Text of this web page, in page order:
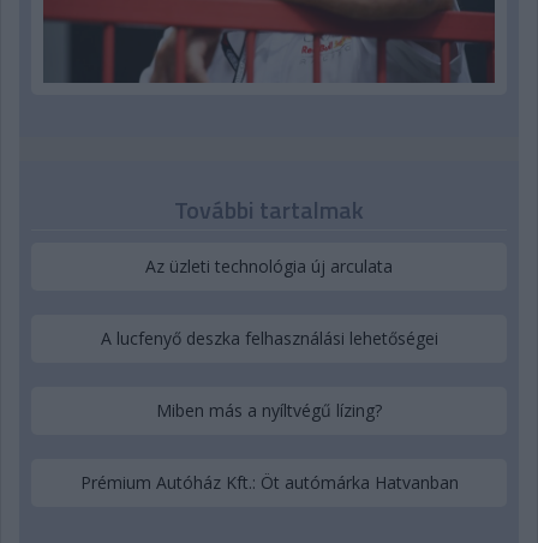
További tartalmak
Az üzleti technológia új arculata
A lucfenyő deszka felhasználási lehetőségei
Miben más a nyíltvégű lízing?
Prémium Autóház Kft.: Öt autómárka Hatvanban